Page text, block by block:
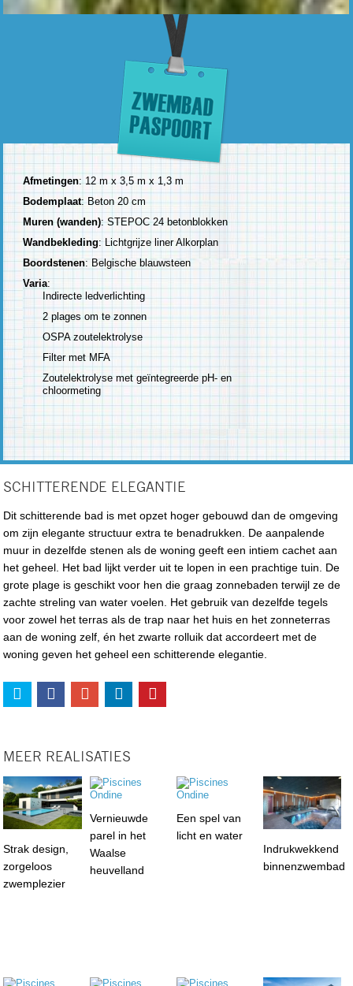
Afmetingen: 12 m x 3,5 m x 1,3 m
Bodemplaat: Beton 20 cm
Muren (wanden): STEPOC 24 betonblokken
Wandbekleding: Lichtgrijze liner Alkorplan
Boordstenen: Belgische blauwsteen
Varia:
Indirecte ledverlichting
2 plages om te zonnen
OSPA zoutelektrolyse
Filter met MFA
Zoutelektrolyse met geïntegreerde pH- en
chloormeting
SCHITTERENDE ELEGANTIE
Dit schitterende bad is met opzet hoger gebouwd dan de omgeving
om zijn elegante structuur extra te benadrukken. De aanpalende
muur in dezelfde stenen als de woning geeft een intiem cachet aan
het geheel. Het bad lijkt verder uit te lopen in een prachtige tuin. De
grote plage is geschikt voor hen die graag zonnebaden terwijl ze de
zachte streling van water voelen. Het gebruik van dezelfde tegels
voor zowel het terras als de trap naar het huis en het zonneterras
aan de woning zelf, én het zwarte rolluik dat accordeert met de
woning geven het geheel een schitterende elegantie.
MEER REALISATIES
Strak design,
zorgeloos
zwemplezier
Vernieuwde
parel in het
Waalse
heuvelland
Een spel van
licht en water
Indrukwekkend
binnenzwembad